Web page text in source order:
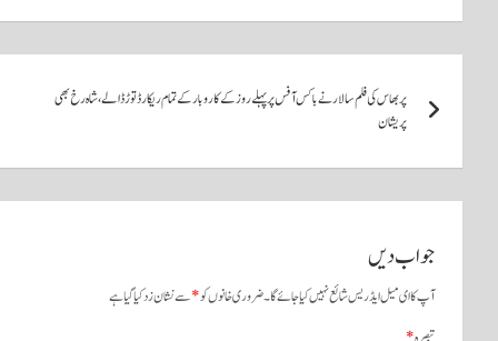
bo
ok
tte
r
ail
ts
A
pp
re
نیویگیشن
پربھاس کی فلم سالار نے باکس آفس پر پہلے روز کے کاروبار کے تمام ریکارڈ توڑ ڈالے ، شاہ رخ بھی
پریشان
جواب دیں
آپ کا ای میل ایڈریس شائع نہیں کیا جائے گا۔ضروری خانوں کو*سے نشان زد کیا گیا ہے